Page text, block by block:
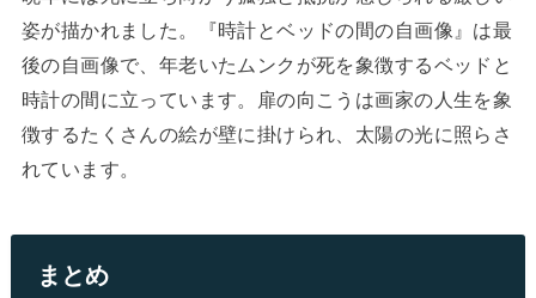
姿が描かれました。『時計とベッドの間の自画像』は最
後の自画像で、年老いたムンクが死を象徴するベッドと
時計の間に立っています。扉の向こうは画家の人生を象
徴するたくさんの絵が壁に掛けられ、太陽の光に照らさ
れています。
まとめ